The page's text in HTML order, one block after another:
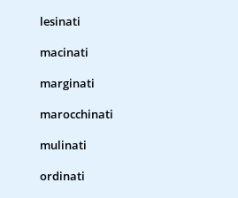
lesinati
macinati
marginati
marocchinati
mulinati
ordinati